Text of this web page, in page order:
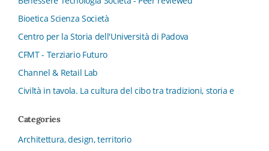
Bioetica Scienza Società
Centro per la Storia dell'Università di Padova
CFMT - Terziario Futuro
Channel & Retail Lab
Civiltà in tavola. La cultura del cibo tra tradizioni, storia e
Collana del Dipartimento di Scienze Aziendali, Management
Categories
Architettura, design, territorio